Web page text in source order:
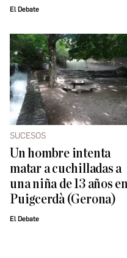
El Debate
SUCESOS
Un hombre intenta
matar a cuchilladas a
una niña de 13 años
Puigcerdà (Gerona)
El Debate